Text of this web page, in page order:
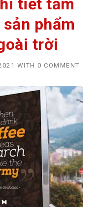
tiết tấm
phẩm
trời
WITH 0 COMMENT